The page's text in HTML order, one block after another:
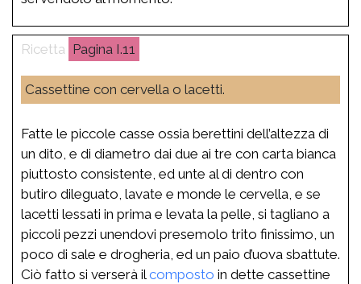
I.11
Cassettine con cervella o lacetti.
Fatte le piccole casse ossia berettini dell’altezza di
un dito, e di diametro dai due ai tre con carta bianca
piuttosto consistente, ed unte al di dentro con
butiro dileguato, lavate e monde le cervella, e se
lacetti lessati in prima e levata la pelle, si tagliano a
piccoli pezzi unendovi presemolo trito finissimo, un
poco di sale e drogheria, ed un paio d’uova sbattute.
Ciò fatto si verserà ilcomposto in dette cassettine